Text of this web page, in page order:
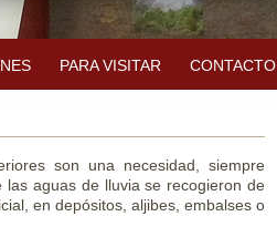
PARA VISITAR
CONTACTO
son una necesidad, siempre
aguas de lluvia se recogieron de
en depósitos, aljibes, embalses o